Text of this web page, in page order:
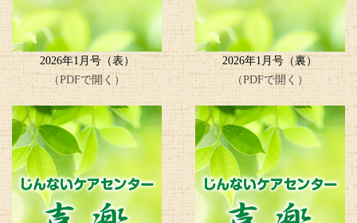
2026年1月号（表）
（PDFで開く）
2026年1月号（裏）
（PDFで開く）